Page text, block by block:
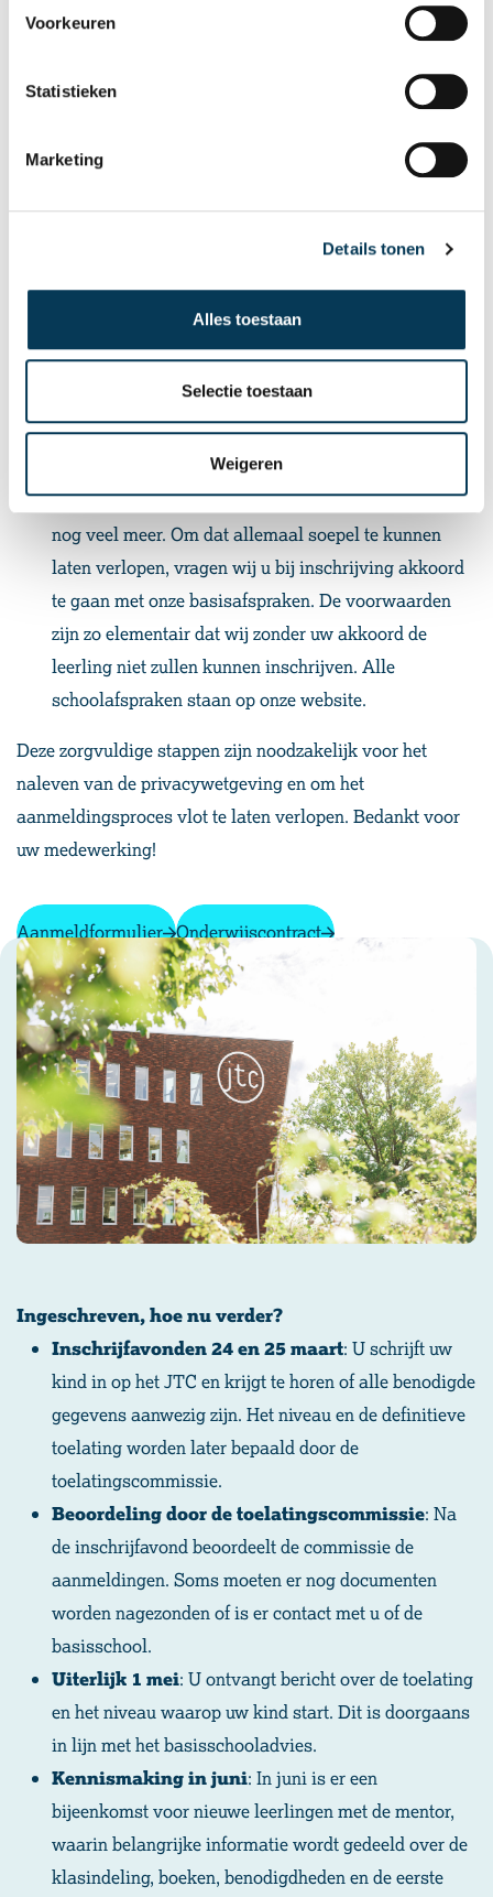
Voorkeuren
Statistieken
Marketing
Details tonen
Alles toestaan
Selectie toestaan
Weigeren
aangeleverd door de school. Als dit niet gebeurt,
vragen we u om het advies zelf mee te nemen naar de
afspraak.
Documenten voor niet-Nederlandse ouders: Als
u geen Nederlandse nationaliteit heeft en minder dan
invloed kunnen zijn op het onderwijs van uw kind,
beschikbaar zijn bij de aanmelding.
Het onderwijscontract:Er zijn heel wat afspraken
rond een school, ook op het JTC. Over onderwijs,
over begeleiding, over activiteiten, korten, privacy en
nog veel meer. Om dat allemaal soepel te kunnen
laten verlopen, vragen wij u bij inschrijving akkoord
te gaan met onze basisafspraken. De voorwaarden
zijn zo elementair dat wij zonder uw akkoord de
leerling niet zullen kunnen inschrijven. Alle
schoolafspraken staan op onze website.
Deze zorgvuldige stappen zijn noodzakelijk voor het
naleven van de privacywetgeving en om het
aanmeldingsproces vlot te laten verlopen. Bedankt voor
uw medewerking!
Aanmeldformulier Onderwijscontract
Ingeschreven, hoe nu verder?
Inschrijfavonden 24 en 25 maart: U schrijft uw
kind in op het JTC en krijgt te horen of alle benodigde
gegevens aanwezig zijn. Het niveau en de definitieve
toelating worden later bepaald door de
toelatingscommissie.
Beoordeling door de toelatingscommissie: Na
de inschrijfavond beoordeelt de commissie de
aanmeldingen. Soms moeten er nog documenten
worden nagezonden of is er contact met u of de
basisschool.
Uiterlijk 1 mei: U ontvangt bericht over de toelating
en het niveau waarop uw kind start. Dit is doorgaans
in lijn met het basisschooladvies.
Kennismaking in juni: In juni is er een
bijeenkomst voor nieuwe leerlingen met de mentor,
waarin belangrijke informatie wordt gedeeld over de
klasindeling, boeken, benodigdheden en de eerste